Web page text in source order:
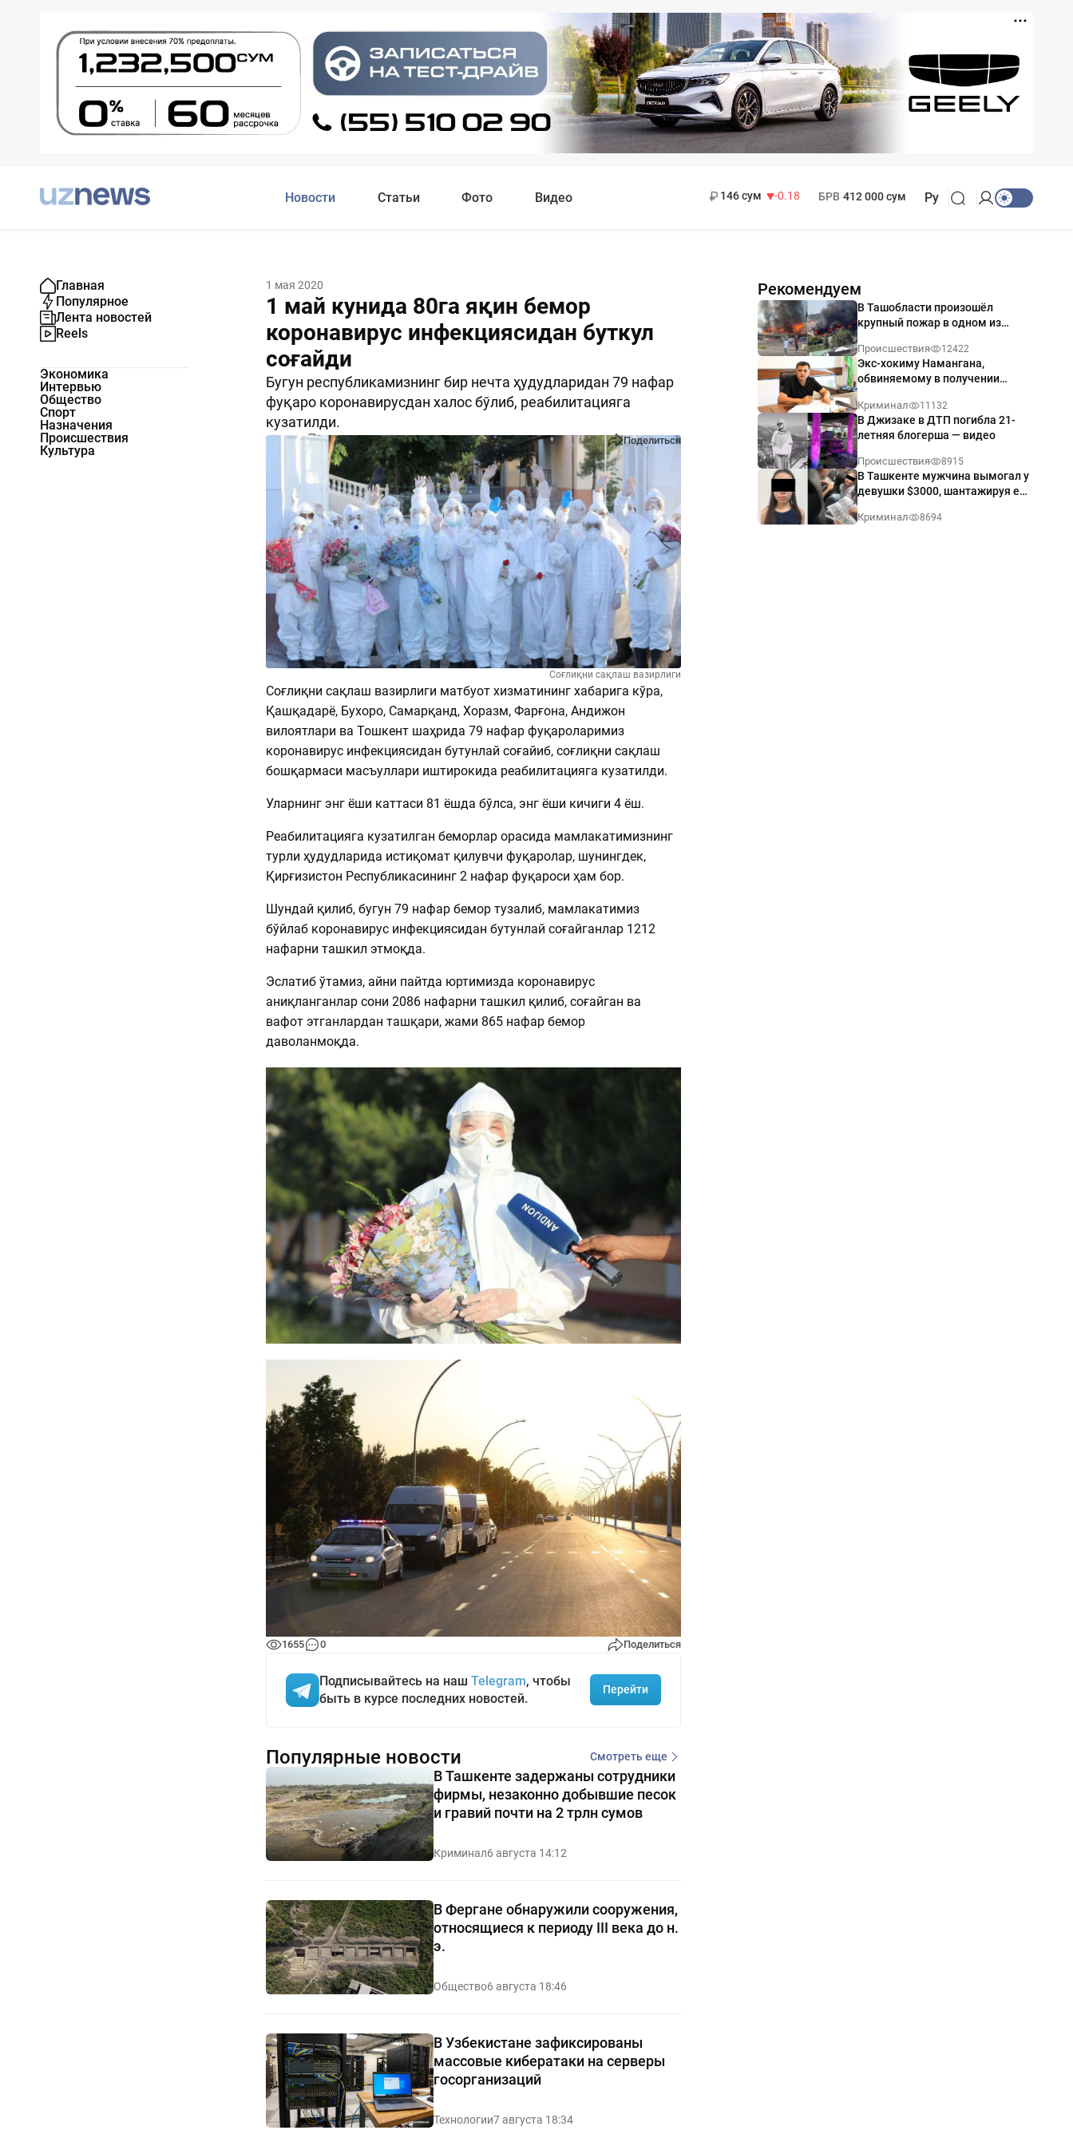
Новости Статьи Фото Видео
146 сум
-0.18
БРВ 412 000 сум Ру
Главная
Популярное
Лента новостей
Reels
Экономика
Интервью
Общество
Спорт
Назначения
Происшествия
Культура
1 мая 2020
1 май кунида 80га яқин бемор
коронавирус инфекциясидан буткул
соғайди
Бугун республикамизнинг бир нечта ҳудудларидан 79 нафар
фуқаро коронавирусдан халос бўлиб, реабилитацияга
кузатилди.
1655 0 Поделиться
Соғлиқни сақлаш вазирлиги
Соғлиқни сақлаш вазирлиги матбуот хизматининг хабарига кўра,
Қашқадарё, Бухоро, Самарқанд, Хоразм, Фарғона, Андижон
вилоятлари ва Тошкент шаҳрида 79 нафар фуқароларимиз
коронавирус инфекциясидан бутунлай соғайиб, соғлиқни сақлаш
бошқармаси масъуллари иштирокида реабилитацияга кузатилди.
Уларнинг энг ёши каттаси 81 ёшда бўлса, энг ёши кичиги 4 ёш.
Реабилитацияга кузатилган беморлар орасида мамлакатимизнинг
турли ҳудудларида истиқомат қилувчи фуқаролар, шунингдек,
Қирғизистон Республикасининг 2 нафар фуқароси ҳам бор.
Шундай қилиб, бугун 79 нафар бемор тузалиб, мамлакатимиз
бўйлаб коронавирус инфекциясидан бутунлай соғайганлар 1212
нафарни ташкил этмоқда.
Эслатиб ўтамиз, айни пайтда юртимизда коронавирус
аниқланганлар сони 2086 нафарни ташкил қилиб, соғайган ва
вафот этганлардан ташқари, жами 865 нафар бемор
даволанмоқда.
1655 0 Поделиться
Подписывайтесь на наш Telegram, чтобы
быть в курсе последних новостей.
Перейти
Рекомендуем
В Ташобласти произошёл
крупный пожар в одном из
Происшествия 12422
Экс-хокиму Намангана,
обвиняемому в получении
приговор
Криминал 11132
В Джизаке в ДТП погибла 21-
летняя блогерша — видео
Происшествия 8915
В Ташкенте мужчина вымогал у
девушки $3000, шантажируя её
Криминал 8694
Популярные новости Смотреть еще
В Ташкенте задержаны сотрудники
фирмы, незаконно добывшие песок
и гравий почти на 2 трлн сумов
Криминал6 августа 14:12
В Фергане обнаружили сооружения,
относящиеся к периоду III века до н.
э.
Общество6 августа 18:46
В Узбекистане зафиксированы
массовые кибератаки на серверы
госорганизаций
Технологии7 августа 18:34